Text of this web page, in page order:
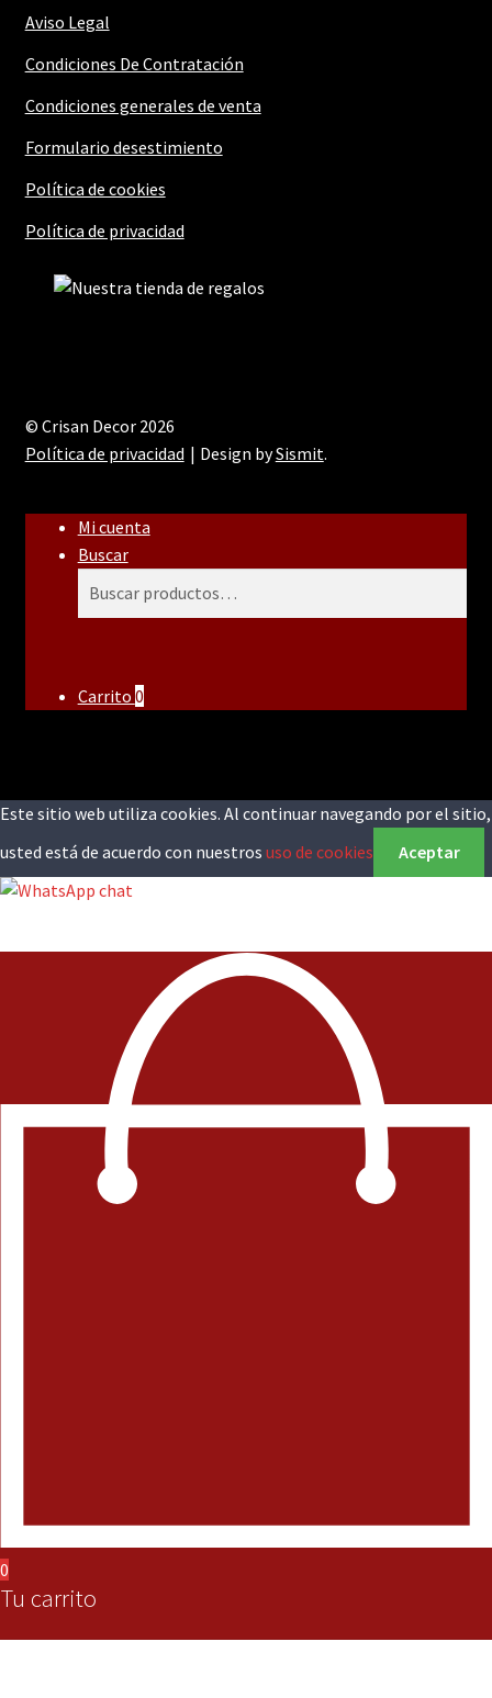
Aviso Legal
Condiciones De Contratación
Condiciones generales de venta
Formulario desestimiento
Política de cookies
Política de privacidad
© Crisan Decor 2026
Política de privacidad
Design bySismit.
Mi cuenta
Buscar
Carrito 0
Este sitio web utiliza cookies. Al continuar navegando por el sitio,
usted está de acuerdo con nuestros uso de cookies Aceptar
0
Tu carrito